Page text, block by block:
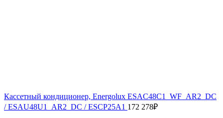
Кассетный кондиционер, Energolux ESAC48C1_WF_AR2_DC
/ ESAU48U1_AR2_DC / ESCP25A1 172 278₽